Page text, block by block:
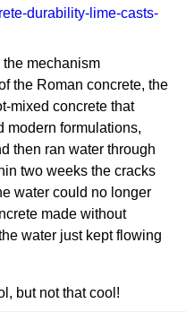
durability-lime-casts-
mechanism
the Roman concrete, the
mixed concrete that
modern formulations,
then ran water through
two weeks the cracks
water could no longer
made without
water just kept flowing
but not that cool!